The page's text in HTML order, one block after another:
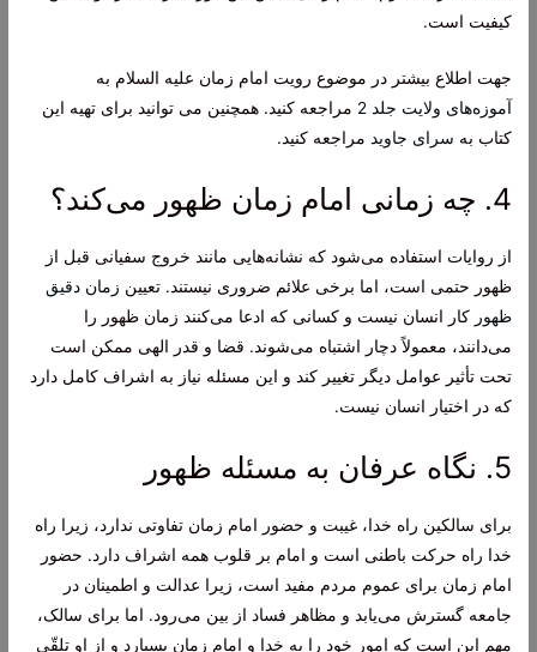
کیفیت است.
جهت اطلاع بیشتر در موضوع رویت امام زمان علیه السلام به
آموزه‌های ولایت جلد 2
مراجعه کنید. همچنین می توانید برای تهیه این
کتاب به سرای جاوید مراجعه کنید.
4. چه زمانی امام زمان ظهور می‌کند؟
از روایات استفاده می‌شود که نشانه‌هایی مانند خروج سفیانی قبل از
ظهور حتمی است، اما برخی علائم ضروری نیستند. تعیین زمان دقیق
ظهور کار انسان نیست و کسانی که ادعا می‌کنند زمان ظهور را
می‌دانند، معمولاً دچار اشتباه می‌شوند. قضا و قدر الهی ممکن است
تحت تأثیر عوامل دیگر تغییر کند و این مسئله نیاز به اشراف کامل دارد
که در اختیار انسان نیست.
5. نگاه عرفان به مسئله ظهور
برای سالکین راه خدا، غیبت و حضور امام زمان تفاوتی ندارد، زیرا راه
خدا راه حرکت باطنی است و امام بر قلوب همه اشراف دارد. حضور
امام زمان برای عموم مردم مفید است، زیرا عدالت و اطمینان در
جامعه گسترش می‌یابد و مظاهر فساد از بین می‌رود. اما برای سالک،
مهم این است که امور خود را به خدا و امام زمان بسپارد و از او تلقّی